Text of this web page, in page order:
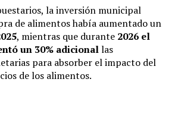
la inversión municipal
de alimentos había aumentado un
, mientras que durante 2026 el
un 30% adicionallas
para absorber el impacto del
de los alimentos.